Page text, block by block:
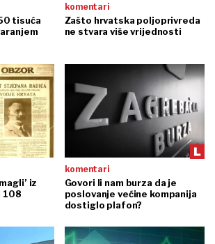
tisuća
komentari
Zašto hrvatska poljoprivreda
ne stvara više vrijednosti
iz
108
komentari
Govori li nam burza da je
poslovanje većine kompanija
dostiglo plafon?